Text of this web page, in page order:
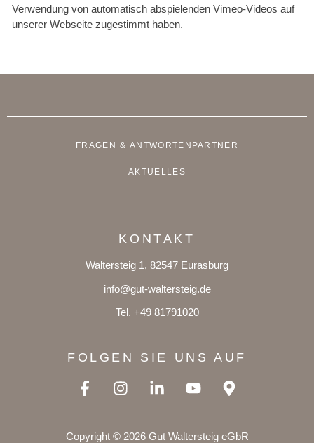
Verwendung von automatisch abspielenden Vimeo-Videos auf
unserer Webseite zugestimmt haben.
FRAGEN & ANTWORTEN PARTNER
AKTUELLES
KONTAKT
Waltersteig 1, 82547 Eurasburg
info@gut-waltersteig.de
Tel. +49 81791020
FOLGEN SIE UNS AUF
Copyright © 2026 Gut Waltersteig eGbR